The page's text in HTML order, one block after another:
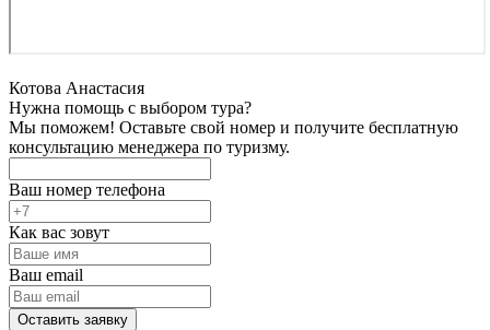
Котова Анастасия
Нужна помощь с выбором тура?
Мы поможем! Оставьте свой номер и получите бесплатную
консультацию менеджера по туризму.
Ваш номер телефона
Как вас зовут
Ваш email